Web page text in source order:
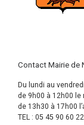
Contact Mairie de
Du lundi au vendredi
de 9h00 à 12h00 le
de 13h30 à 17h00
TEL : 05 45 90 60 22